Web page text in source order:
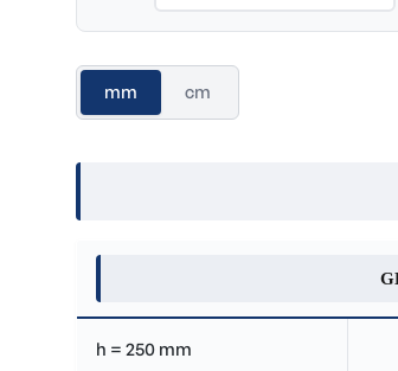
mm cm
h = 250 mm